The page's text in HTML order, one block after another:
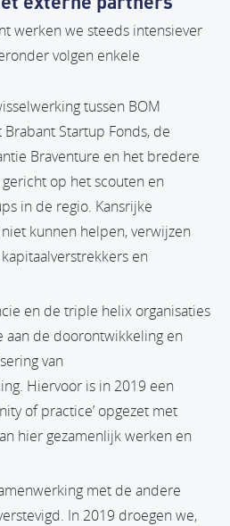
werken we steeds intensiever
volgen enkele
tussen BOM
Startup Fonds, de
Braventure en het bredere
op het scouten en
in de regio. Kansrijke
kunnen helpen, verwijzen
en
en de triple helix organisaties
aan de doorontwikkeling en
van
Hiervoor is in 2019 een
of practice’ opgezet met
hier gezamenlijk werken en
met de andere
In 2019 droegen we,